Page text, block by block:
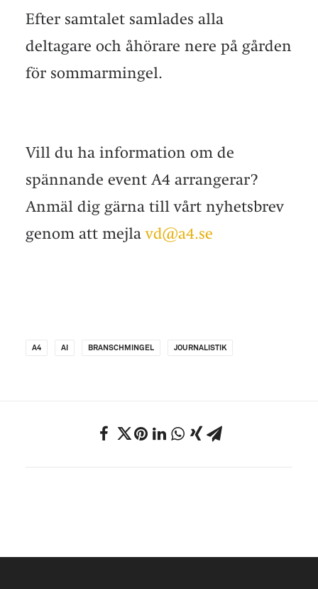
Efter samtalet samlades alla
deltagare och åhörare nere på gården
för sommarmingel.
Vill du ha information om de
spännande event A4 arrangerar?
Anmäl dig gärna till vårt nyhetsbrev
genom att mejlavd@a4.se
A4 AI BRANSCHMINGEL JOURNALISTIK